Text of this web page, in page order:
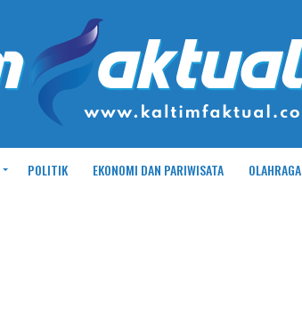
POLITIK EKONOMI DAN PARIWISATA OLAHRAGA